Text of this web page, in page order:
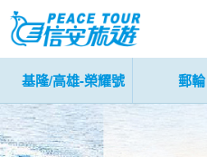
基隆/高雄-榮耀號 郵輪